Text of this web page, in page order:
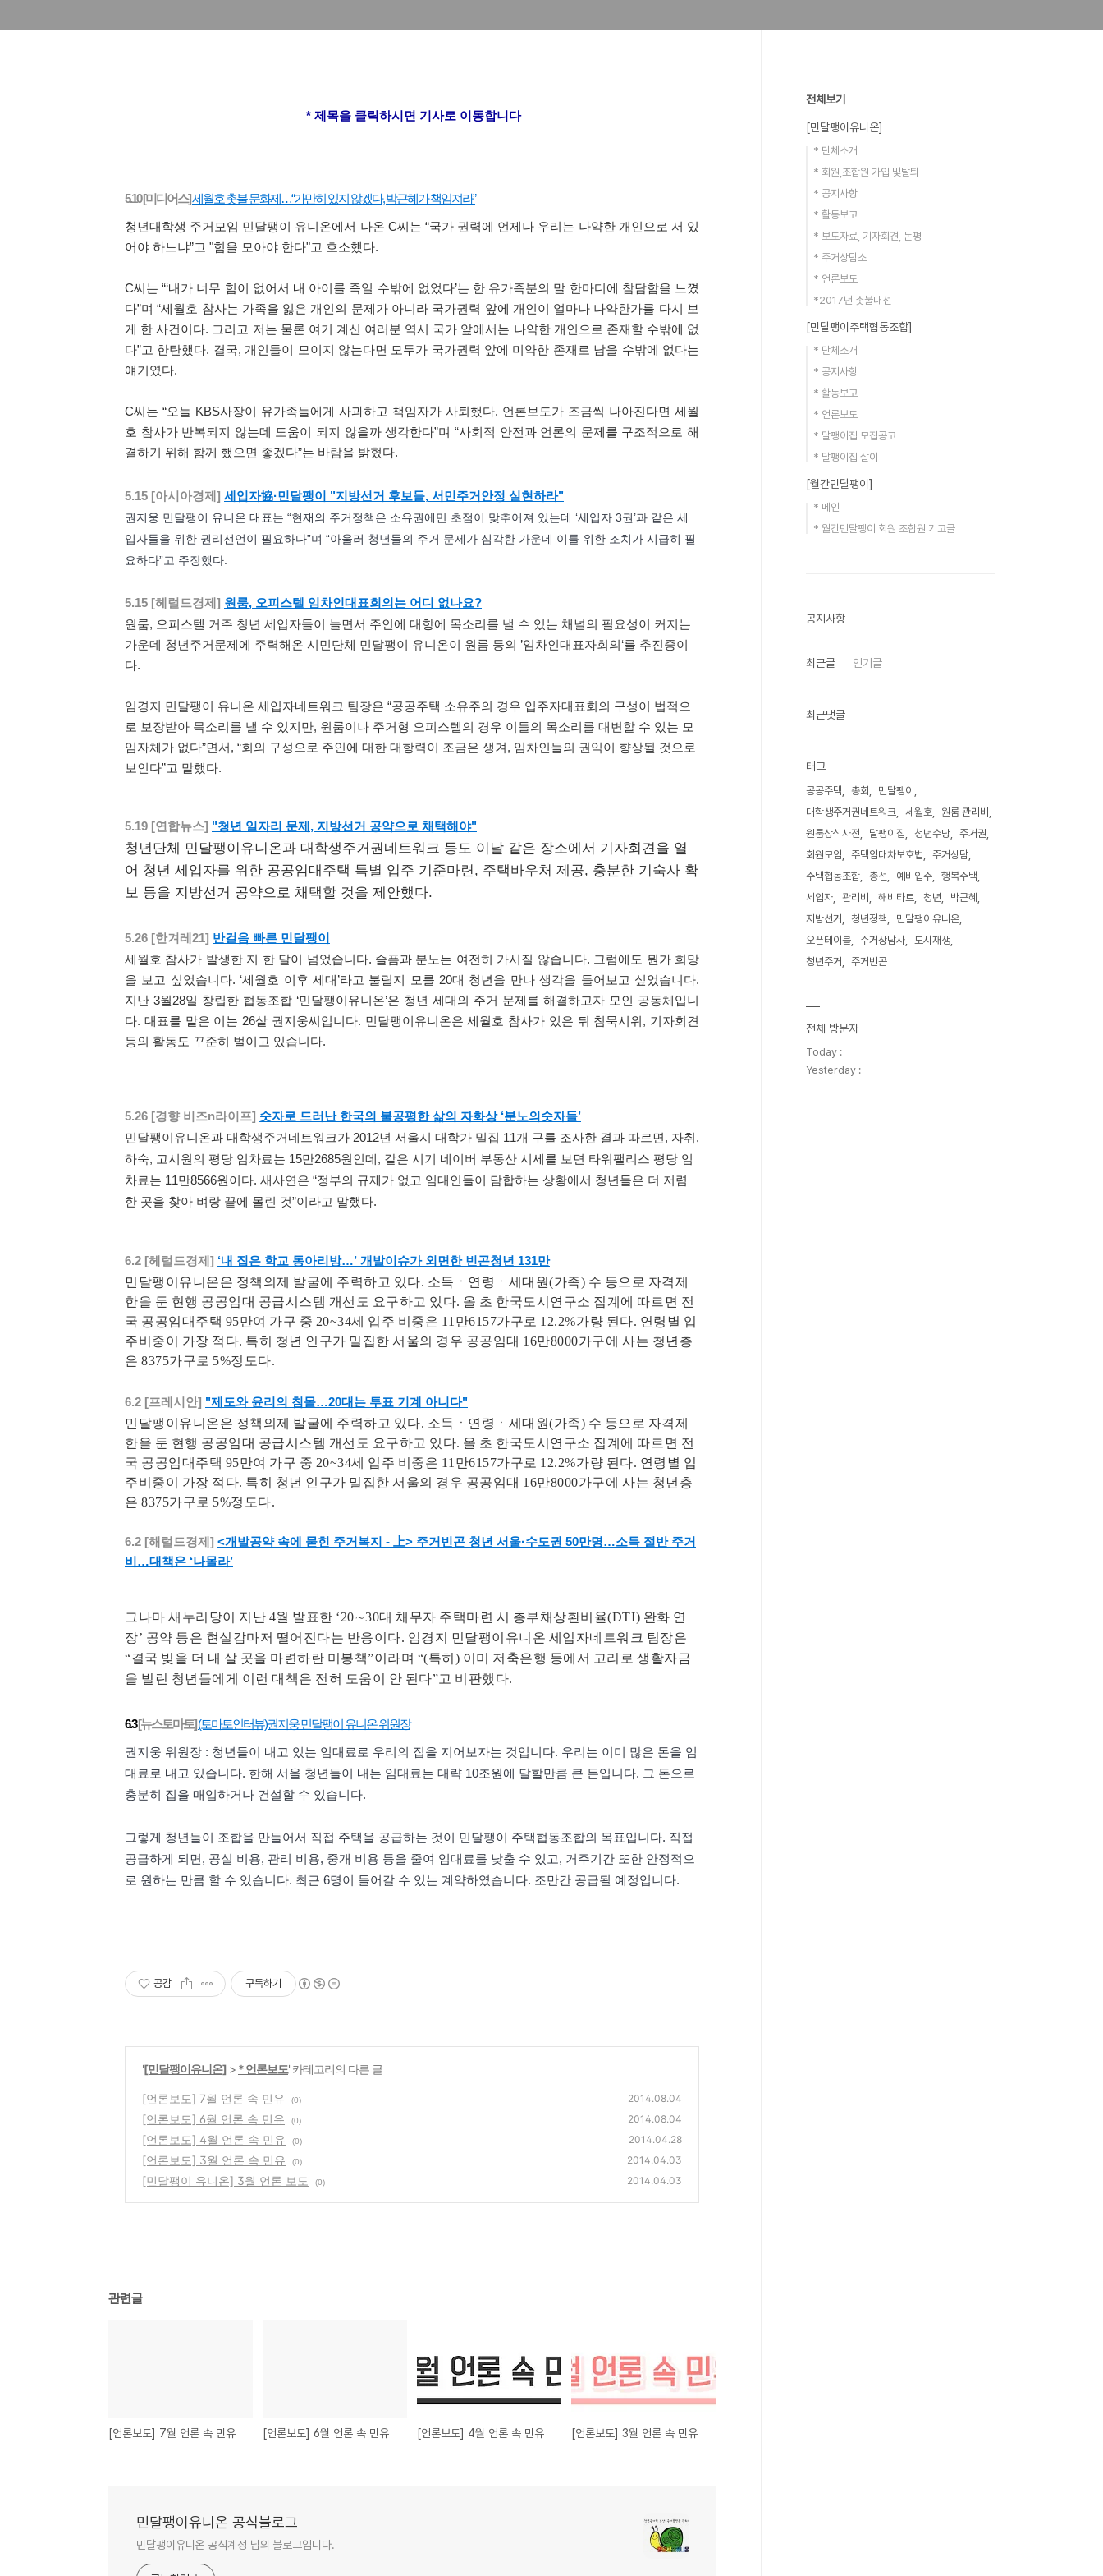
* 제목을 클릭하시면 기사로 이동합니다
5.10 [미디어스]세월호 촛불 문화제…“가만히 있지 않겠다, 박근혜가 책임져라”
청년대학생 주거모임 민달팽이 유니온에서 나온 C씨는 “국가 권력에 언제나 우리는 나약한 개인으로 서 있
어야 하느냐”고 "힘을 모아야 한다"고 호소했다.
C씨는 “‘내가 너무 힘이 없어서 내 아이를 죽일 수밖에 없었다’는 한 유가족분의 말 한마디에 참담함을 느꼈
다”며 “세월호 참사는 가족을 잃은 개인의 문제가 아니라 국가권력 앞에 개인이 얼마나 나약한가를 다시 보
게 한 사건이다. 그리고 저는 물론 여기 계신 여러분 역시 국가 앞에서는 나약한 개인으로 존재할 수밖에 없
다”고 한탄했다. 결국, 개인들이 모이지 않는다면 모두가 국가권력 앞에 미약한 존재로 남을 수밖에 없다는
얘기였다.
C씨는 “오늘 KBS사장이 유가족들에게 사과하고 책임자가 사퇴했다. 언론보도가 조금씩 나아진다면 세월
호 참사가 반복되지 않는데 도움이 되지 않을까 생각한다”며 “사회적 안전과 언론의 문제를 구조적으로 해
결하기 위해 함께 했으면 좋겠다”는 바람을 밝혔다.
5.15 [아시아경제] 세입자協·민달팽이 "지방선거 후보들, 서민주거안정 실현하라"
권지웅 민달팽이 유니온 대표는 “현재의 주거정책은 소유권에만 초점이 맞추어져 있는데 ‘세입자 3권’과 같은 세
입자들을 위한 권리선언이 필요하다”며 “아울러 청년들의 주거 문제가 심각한 가운데 이를 위한 조치가 시급히 필
요하다”고 주장했다.
5.15 [헤럴드경제] 원룸, 오피스텔 임차인대표회의는 어디 없나요?
원룸, 오피스텔 거주 청년 세입자들이 늘면서 주인에 대항에 목소리를 낼 수 있는 채널의 필요성이 커지는
가운데 청년주거문제에 주력해온 시민단체 민달팽이 유니온이 원룸 등의 ’임차인대표자회의‘를 추진중이
다.
임경지 민달팽이 유니온 세입자네트워크 팀장은 “공공주택 소유주의 경우 입주자대표회의 구성이 법적으
로 보장받아 목소리를 낼 수 있지만, 원룸이나 주거형 오피스텔의 경우 이들의 목소리를 대변할 수 있는 모
임자체가 없다”면서, “회의 구성으로 주인에 대한 대항력이 조금은 생겨, 임차인들의 권익이 향상될 것으로
보인다”고 말했다.
5.19 [연합뉴스] "청년 일자리 문제, 지방선거 공약으로 채택해야"
청년단체 민달팽이유니온과 대학생주거권네트워크 등도 이날 같은 장소에서 기자회견을 열
어 청년 세입자를 위한 공공임대주택 특별 입주 기준마련, 주택바우처 제공, 충분한 기숙사 확
보 등을 지방선거 공약으로 채택할 것을 제안했다.
5.26 [한겨레21] 반걸음 빠른 민달팽이
세월호 참사가 발생한 지 한 달이 넘었습니다. 슬픔과 분노는 여전히 가시질 않습니다. 그럼에도 뭔가 희망
을 보고 싶었습니다. ‘세월호 이후 세대’라고 불릴지 모를 20대 청년을 만나 생각을 들어보고 싶었습니다.
지난 3월28일 창립한 협동조합 ‘민달팽이유니온’은 청년 세대의 주거 문제를 해결하고자 모인 공동체입니
다. 대표를 맡은 이는 26살 권지웅씨입니다. 민달팽이유니온은 세월호 참사가 있은 뒤 침묵시위, 기자회견
등의 활동도 꾸준히 벌이고 있습니다.
5.26 [경향 비즈n라이프] 숫자로 드러난 한국의 불공평한 삶의 자화상 ‘분노의숫자들’
민달팽이유니온과 대학생주거네트워크가 2012년 서울시 대학가 밀집 11개 구를 조사한 결과 따르면, 자취,
하숙, 고시원의 평당 임차료는 15만2685원인데, 같은 시기 네이버 부동산 시세를 보면 타워팰리스 평당 임
차료는 11만8566원이다. 새사연은 “정부의 규제가 없고 임대인들이 담합하는 상황에서 청년들은 더 저렴
한 곳을 찾아 벼랑 끝에 몰린 것”이라고 말했다.
6.2 [헤럴드경제] ‘내 집은 학교 동아리방…’ 개발이슈가 외면한 빈곤청년 131만
민달팽이유니온은 정책의제 발굴에 주력하고 있다. 소득ㆍ연령ㆍ세대원(가족) 수 등으로 자격제
한을 둔 현행 공공임대 공급시스템 개선도 요구하고 있다. 올 초 한국도시연구소 집계에 따르면 전
국 공공임대주택 95만여 가구 중 20~34세 입주 비중은 11만6157가구로 12.2%가량 된다. 연령별 입
주비중이 가장 적다. 특히 청년 인구가 밀집한 서울의 경우 공공임대 16만8000가구에 사는 청년층
은 8375가구로 5%정도다.
6.2 [프레시안] "제도와 윤리의 침몰…20대는 투표 기계 아니다"
민달팽이유니온은 정책의제 발굴에 주력하고 있다. 소득ㆍ연령ㆍ세대원(가족) 수 등으로 자격제
한을 둔 현행 공공임대 공급시스템 개선도 요구하고 있다. 올 초 한국도시연구소 집계에 따르면 전
국 공공임대주택 95만여 가구 중 20~34세 입주 비중은 11만6157가구로 12.2%가량 된다. 연령별 입
주비중이 가장 적다. 특히 청년 인구가 밀집한 서울의 경우 공공임대 16만8000가구에 사는 청년층
은 8375가구로 5%정도다.
6.2 [해럴드경제] <개발공약 속에 묻힌 주거복지 - 上> 주거빈곤 청년 서울·수도권 50만명…소득 절반 주거
비…대책은 ‘나몰라’
그나마 새누리당이 지난 4월 발표한 ‘20∼30대 채무자 주택마련 시 총부채상환비율(DTI) 완화 연
장’ 공약 등은 현실감마저 떨어진다는 반응이다. 임경지 민달팽이유니온 세입자네트워크 팀장은
“결국 빚을 더 내 살 곳을 마련하란 미봉책”이라며 “(특히) 이미 저축은행 등에서 고리로 생활자금
을 빌린 청년들에게 이런 대책은 전혀 도움이 안 된다”고 비판했다.
6.3[뉴스토마토](토마토인터뷰)권지웅 민달팽이 유니온 위원장
권지웅 위원장 : 청년들이 내고 있는 임대료로 우리의 집을 지어보자는 것입니다. 우리는 이미 많은 돈을 임
대료로 내고 있습니다. 한해 서울 청년들이 내는 임대료는 대략 10조원에 달할만큼 큰 돈입니다. 그 돈으로
충분히 집을 매입하거나 건설할 수 있습니다.
그렇게 청년들이 조합을 만들어서 직접 주택을 공급하는 것이 민달팽이 주택협동조합의 목표입니다. 직접
공급하게 되면, 공실 비용, 관리 비용, 중개 비용 등을 줄여 임대료를 낮출 수 있고, 거주기간 또한 안정적으
로 원하는 만큼 할 수 있습니다. 최근 6명이 들어갈 수 있는 계약하였습니다. 조만간 공급될 예정입니다.
공감 구독하기
'[민달팽이유니온] > * 언론보도' 카테고리의 다른 글
[언론보도] 7월 언론 속 민유 (0) 2014.08.04
[언론보도] 6월 언론 속 민유 (0) 2014.08.04
[언론보도] 4월 언론 속 민유 (0) 2014.04.28
[언론보도] 3월 언론 속 민유 (0) 2014.04.03
[민달팽이 유니온] 3월 언론 보도 (0) 2014.04.03
관련글
[언론보도] 7월 언론 속 민유 [언론보도] 6월 언론 속 민유 [언론보도] 4월 언론 속 민유 [언론보도] 3월 언론 속 민유
민달팽이유니온 공식블로그
민달팽이유니온 공식계정 님의 블로그입니다.
전체보기
[민달팽이유니온]
* 단체소개
* 회원,조합원 가입 및탈퇴
* 공지사항
* 활동보고
* 보도자료, 기자회견, 논평
* 주거상담소
* 언론보도
*2017년 촛불대선
[민달팽이주택협동조합]
* 단체소개
* 공지사항
* 활동보고
* 언론보도
* 달팽이집 모집공고
* 달팽이집 살이
[월간민달팽이]
* 메인
* 월간민달팽이 회원 조합원 기고글
공지사항
최근글 인기글
최근댓글
태그
공공주택 총회
민달팽이
대학생주거권네트워크
세월호
원룸 관리비
원룸상식사전
달팽이집 청년수당
주거권
회원모임
주택임대차보호법
주거상담
주택협동조합
총선 예비입주
행복주택
세입자
관리비 해비타트 청년
박근혜
지방선거
청년정책
민달팽이유니온
오픈테이블
주거상담사
도시재생
청년주거
주거빈곤
전체 방문자
Today :
Yesterday :